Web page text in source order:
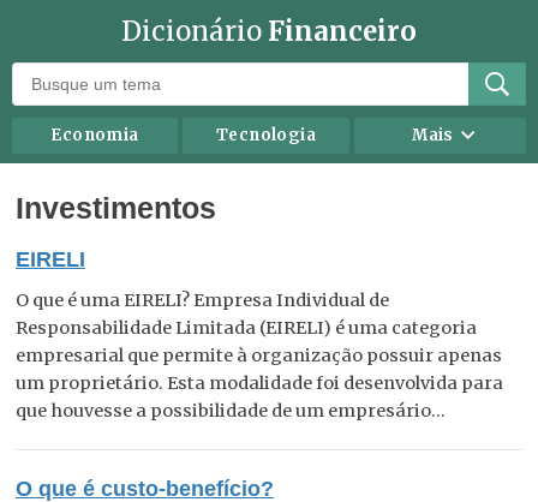
Dicionário Financeiro
Economia Tecnologia Mais
Negócios
Carreira
Marketing
Contabilidade
Finanças Pessoais
Investimentos
EIRELI
O que é uma EIRELI? Empresa Individual de
Responsabilidade Limitada (EIRELI) é uma categoria
empresarial que permite à organização possuir apenas
um proprietário. Esta modalidade foi desenvolvida para
que houvesse a possibilidade de um empresário...
O que é custo-benefício?